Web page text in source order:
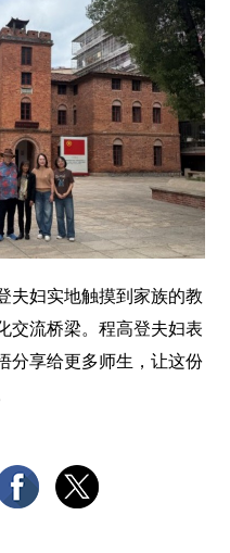
夫妇实地触摸到家族的教
交流桥梁。程高登夫妇表
分享给更多师生，让这份